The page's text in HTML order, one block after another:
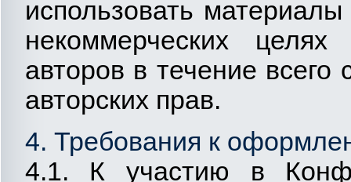
использовать
некоммерческих
авторов в течение всего
авторских прав.
4. Требования к
4.1. К участию в